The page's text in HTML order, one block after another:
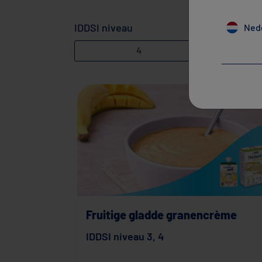
IDDSI niveau
4
Fruitige gladde granencrème
IDDSI niveau 3, 4